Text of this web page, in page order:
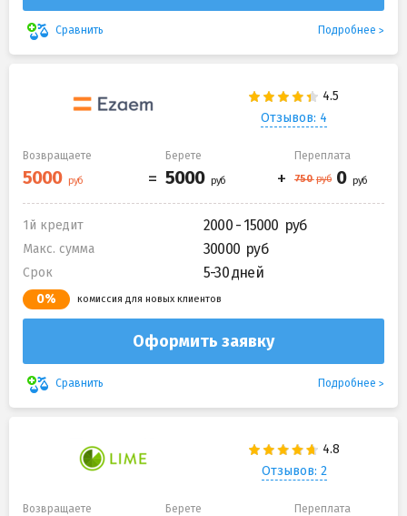
Сравнить Подробнее
Отзывов: 4
Возвращаете Берете Переплата
1й кредит 2000 - 15000
Макс. сумма 30000
Срок 5-30 дней
0% комиссия для новых клиентов
Оформить заявку
Сравнить Подробнее
Отзывов: 2
Возвращаете Берете Переплата